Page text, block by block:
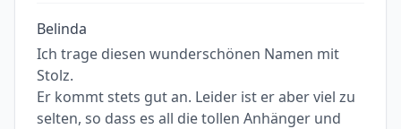
Belinda
Ich trage diesen wunderschönen Namen mit
Stolz.
Er kommt stets gut an. Leider ist er aber viel zu
selten, so dass es all die tollen Anhänger und